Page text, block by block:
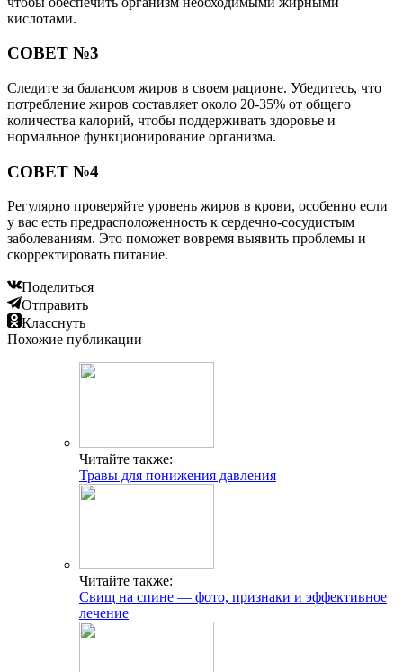
кислотами.
СОВЕТ №3
Следите за балансом жиров в своем рационе. Убедитесь, что
потребление жиров составляет около 20-35% от общего
количества калорий, чтобы поддерживать здоровье и
нормальное функционирование организма.
СОВЕТ №4
Регулярно проверяйте уровень жиров в крови, особенно если
у вас есть предрасположенность к сердечно-сосудистым
заболеваниям. Это поможет вовремя выявить проблемы и
скорректировать питание.
Поделиться
Отправить
Класснуть
Похожие публикации
Читайте также:
Травы для понижения давления
Читайте также:
Свищ на спине — фото, признаки и эффективное
лечение